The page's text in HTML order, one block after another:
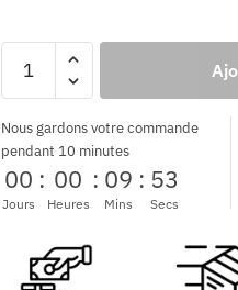
Nous gardons votre commande
pendant 10 minutes
00
Jours
: 00
Heures
: 09
Mins
: 52
Secs